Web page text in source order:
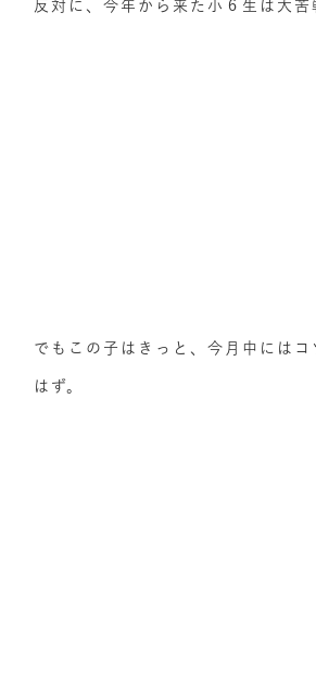
反対に、今年から来た小６生は大苦
でもこの子はきっと、今月中にはコ
はず。